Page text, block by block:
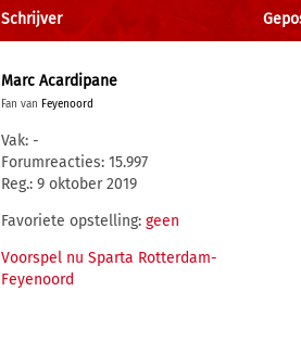
Schrijver
Marc Acardipane
Fan van Feyenoord
Vak: -
Forumreacties: 15.997
Reg.: 9 oktober 2019
Favoriete opstelling: geen
Voorspel nu Sparta Rotterdam-
Feyenoord